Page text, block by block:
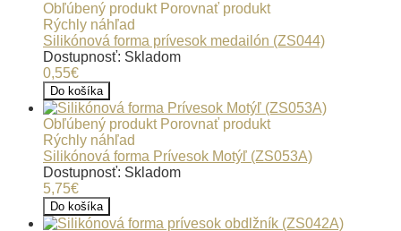
Obľúbený produkt Porovnať produkt
Rýchly náhľad
Silikónová forma prívesok medailón (ZS044)
Dostupnosť: Skladom
0,55€
Do košíka
Obľúbený produkt Porovnať produkt
Rýchly náhľad
Silikónová forma Prívesok Motýľ (ZS053A)
Dostupnosť: Skladom
5,75€
Do košíka